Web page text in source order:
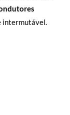
intermutável.